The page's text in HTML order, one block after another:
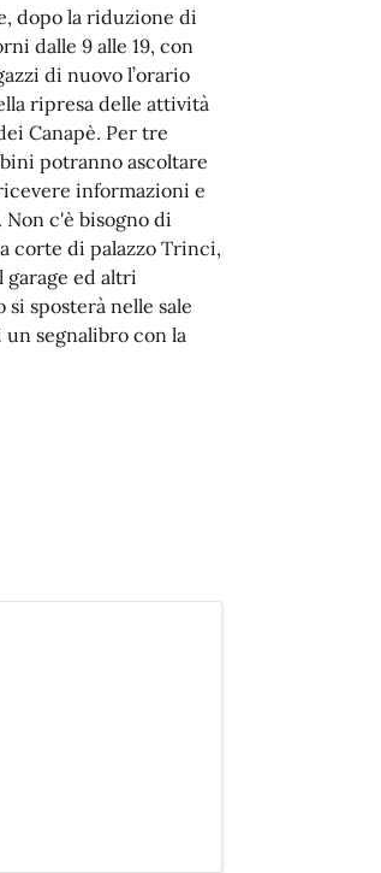
dopo la riduzione di
dalle 9 alle 19, con
di nuovo l’orario
ripresa delle attività
Canapè. Per tre
potranno ascoltare
informazioni e
Non c'è bisogno di
corte di palazzo Trinci,
garage ed altri
sposterà nelle sale
segnalibro con la